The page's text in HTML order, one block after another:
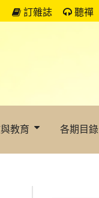
訂雜誌 聽禪
教育 各期目錄